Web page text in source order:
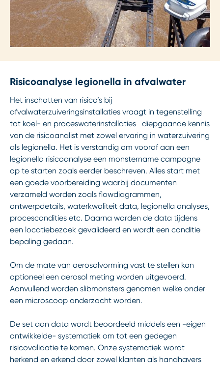
Risicoanalyse legionella in afvalwater
Het inschatten van risico’s bij
afvalwaterzuiveringsinstallaties vraagt in tegenstelling
tot koel- en proceswaterinstallaties diepgaande kennis
van de risicoanalist met zowel ervaring in waterzuivering
als legionella. Het is verstandig om vooraf aan een
legionella risicoanalyse een monstername campagne
op te starten zoals eerder beschreven. Alles start met
een goede voorbereiding waarbij documenten
verzameld worden zoals flowdiagrammen,
ontwerpdetails, waterkwaliteit data, legionella analyses,
procescondities etc. Daarna worden de data tijdens
een locatiebezoek gevalideerd en wordt een conditie
bepaling gedaan.
Om de mate van aerosolvorming vast te stellen kan
optioneel een aerosol meting worden uitgevoerd.
Aanvullend worden slibmonsters genomen welke onder
een microscoop onderzocht worden.
De set aan data wordt beoordeeld middels een -eigen
ontwikkelde- systematiek om tot een gedegen
risicovalidatie te komen. Onze systematiek wordt
herkend en erkend door zowel klanten als handhavers